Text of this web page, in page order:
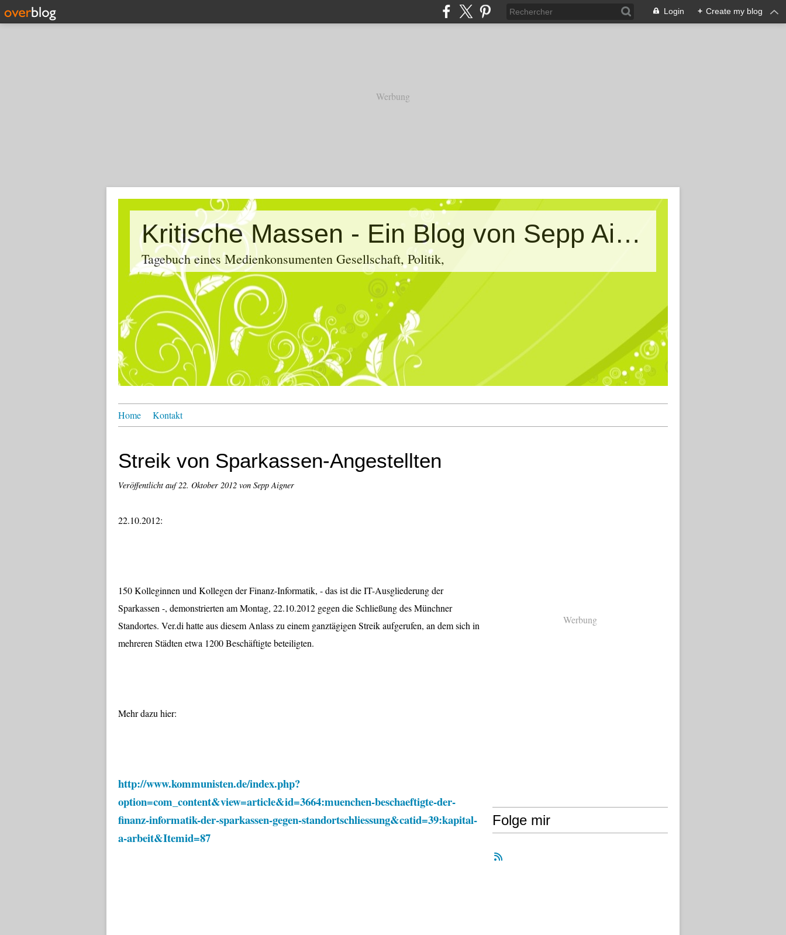
Login + Create my blog
Werbung
Kritische Massen - Ein Blog von Sepp Aigner
Tagebuch eines Medienkonsumenten Gesellschaft, Politik,
Home Kontakt
Streik von Sparkassen-Angestellten
Veröffentlicht auf22. Oktober 2012 von Sepp Aigner
22.10.2012:
150 Kolleginnen und Kollegen der Finanz-Informatik, - das ist die IT-Ausgliederung der
Sparkassen -, demonstrierten am Montag, 22.10.2012 gegen die Schließung des Münchner
Standortes. Ver.di hatte aus diesem Anlass zu einem ganztägigen Streik aufgerufen, an dem sich in
mehreren Städten etwa 1200 Beschäftigte beteiligten.
Mehr dazu hier:
http://www.kommunisten.de/index.php?
option=com_content&view=article&id=3664:muenchen-beschaeftigte-der-
finanz-informatik-der-sparkassen-gegen-standortschliessung&catid=39:kapital-
a-arbeit&Itemid=87
Werbung
Folge mir